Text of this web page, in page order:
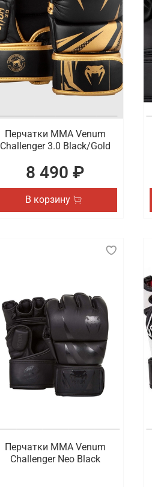
Перчатки ММА Venum
Challenger 3.0 Black/Gold
8 490 ₽
В корзину
Перчатки ММА Venum
Challenger Neo Black